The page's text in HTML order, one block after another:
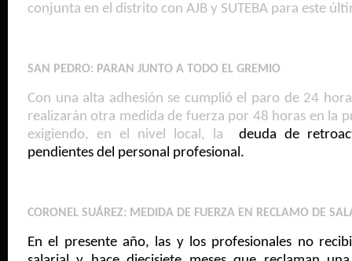
conjunta en el distrito con AJB y SUTEBA para este
SAN PEDRO: PARAN JUNTO A TODO EL GREMIO
Con una alta adhesión se cumplió el paro de 24
realizarán otra medida de fuerza por 48 horas en la
exigiendo, en el nivel local, la deuda de
pendientes del personal profesional.
CORONEL SUÁREZ: MEDIDA DE FUERZA EN RECLAMO DE
En el presente año, las y los profesionales no